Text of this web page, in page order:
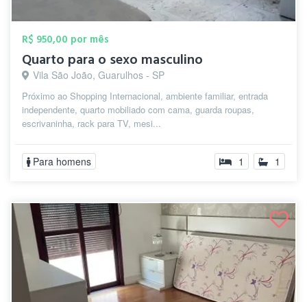
R$ 950,00 por mês
Quarto para o sexo masculino
Vila São João, Guarulhos - SP
Próximo ao Shopping Internacional, ambiente familiar, entrada
independente, quarto mobiliado com cama, guarda roupas,
escrivaninha, rack para TV, mesi...
Para homens 1 1